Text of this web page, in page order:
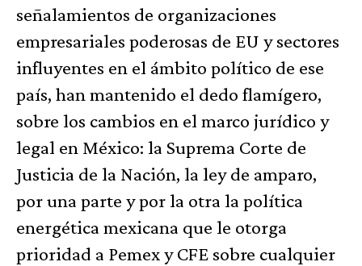
señalamientos de organizaciones
empresariales poderosas de EU y sectores
influyentes en el ámbito político de ese
país, han mantenido el dedo flamígero,
sobre los cambios en el marco jurídico y
legal en México: la Suprema Corte de
Justicia de la Nación, la ley de amparo,
por una parte y por la otra la política
energética mexicana que le otorga
prioridad a Pemex y CFE sobre cualquier